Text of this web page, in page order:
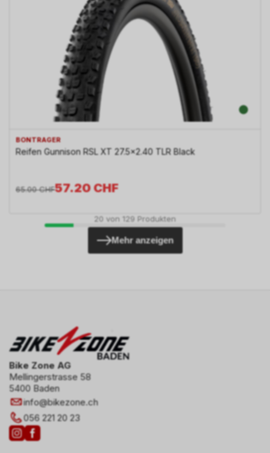
BONTRAGER
Reifen Gunnison RSL XT 27.5x2.40 TLR Black
57.20CHF
65.00 CHF
20 von 129 Produkten
Mehr anzeigen
Bike Zone AG
Mellingerstrasse 58
5400 Baden
info@bikezone.ch
056 221 20 23